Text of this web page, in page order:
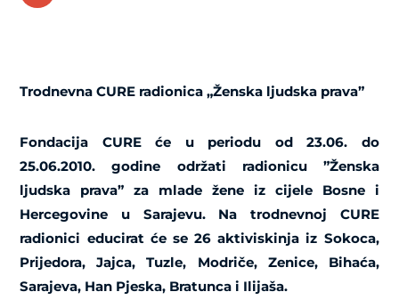
Trodnevna CURE radionica „Ženska ljudska prava”
Fondacija CURE će
u periodu od 23.06. do
25.06.2010.godine održati radionicu ”Ženska
ljudska prava” za mlade žene iz cijele Bosne i
Hercegovine u Sarajevu. Na trodnevnoj CURE
radionici educirat će se 26 aktiviskinja iz Sokoca,
Prijedora, Jajca, Tuzle, Modriče, Zenice, Bihaća,
Sarajeva, Han Pjeska, Bratunca i Ilijaša.